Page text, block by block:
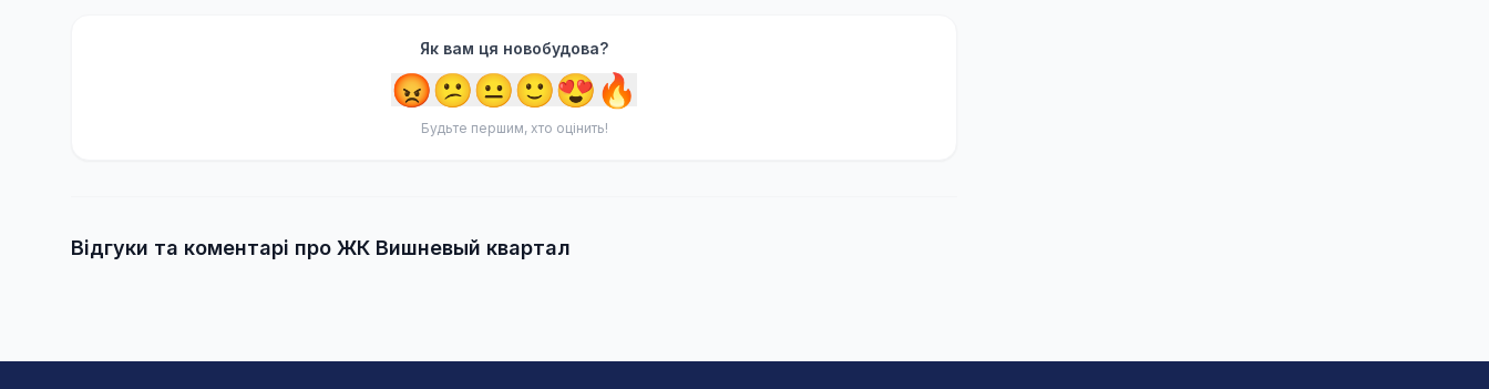
Як вам ця новобудова?
😡😕😐🙂😍🔥
Будьте першим, хто оцінить!
Відгуки та коментарі про ЖК Вишневый квартал